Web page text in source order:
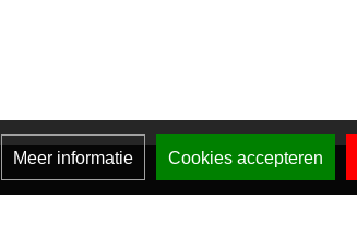
Meer informatie Cookies accepteren